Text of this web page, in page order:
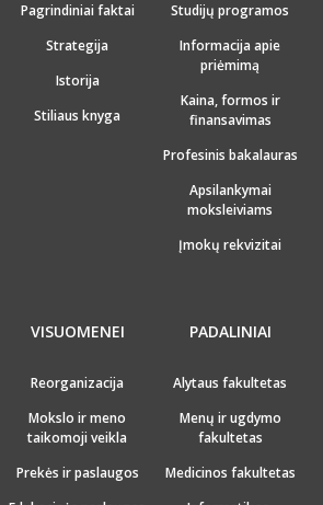
Pagrindiniai faktai
Strategija
Istorija
Stiliaus knyga
Studijų programos
Informacija apie
priėmimą
Kaina, formos ir
finansavimas
Profesinis bakalauras
Apsilankymai
moksleiviams
Įmokų rekvizitai
VISUOMENEI
Reorganizacija
Mokslo ir meno
taikomoji veikla
Prekės ir paslaugos
PADALINIAI
Alytaus fakultetas
Menų ir ugdymo
fakultetas
Medicinos fakultetas